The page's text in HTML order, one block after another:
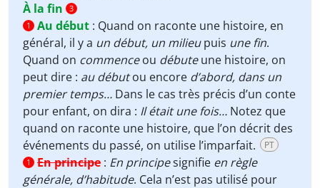
À la fin
3
1
Au début : Quand on raconte une histoire, en
général, il y a un début, un milieupuis une fin.
Quand on commenceou débuteune histoire, on
peut dire : au débutou encore d’abord, dans un
premier temps… Dans le cas très précis d’un conte
pour enfant, on dira : Il était une fois… Notez que
quand on raconte une histoire, que l’on décrit des
événements du passé, on utilise l’imparfait.
PT
1 En principe : En principesignifie en règle
générale, d’habitude. Cela n’est pas utilisé pour